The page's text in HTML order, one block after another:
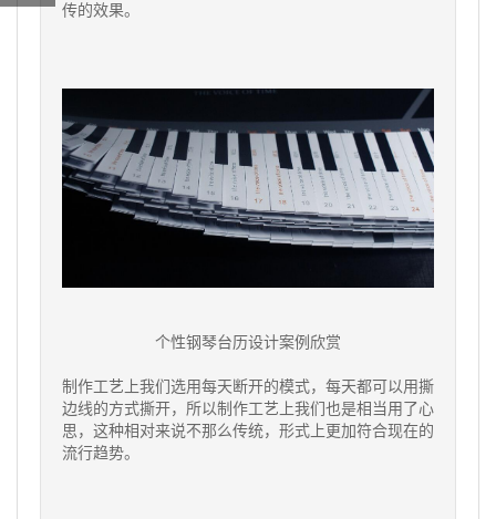
传的效果。
个性钢琴台历设计案例欣赏
制作工艺上我们选用每天断开的模式，每天都可以用撕
边线的方式撕开，所以制作工艺上我们也是相当用了心
思，这种相对来说不那么传统，形式上更加符合现在的
流行趋势。